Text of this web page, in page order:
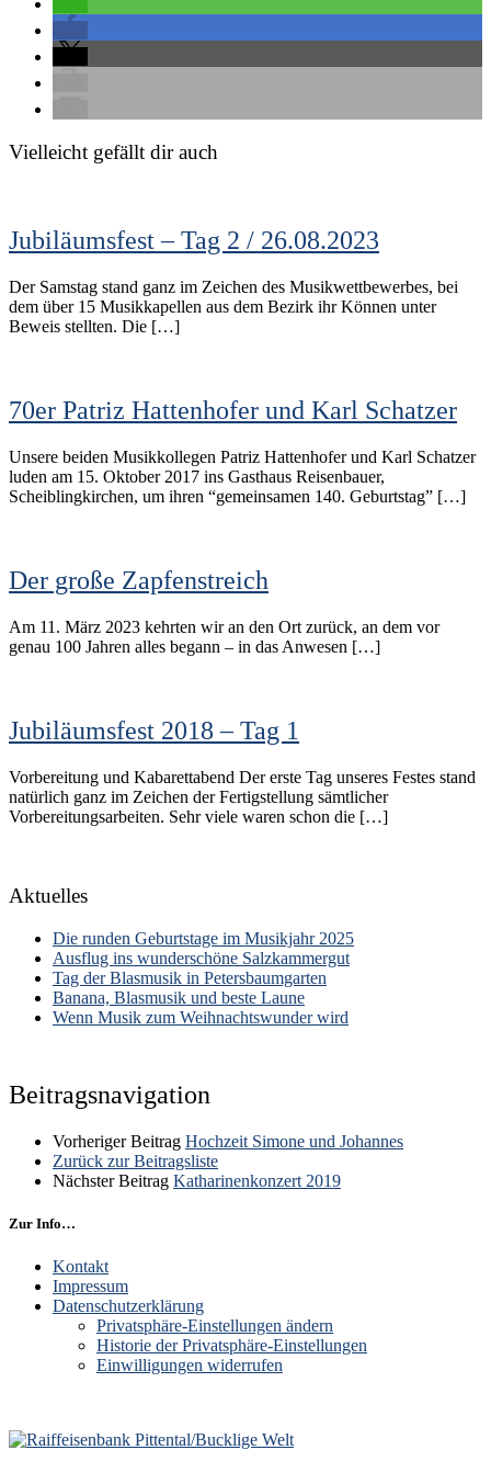
Vielleicht gefällt dir auch
Jubiläumsfest – Tag 2 / 26.08.2023
Der Samstag stand ganz im Zeichen des Musikwettbewerbes, bei
dem über 15 Musikkapellen aus dem Bezirk ihr Können unter
Beweis stellten. Die […]
70er Patriz Hattenhofer und Karl Schatzer
Unsere beiden Musikkollegen Patriz Hattenhofer und Karl Schatzer
luden am 15. Oktober 2017 ins Gasthaus Reisenbauer,
Scheiblingkirchen, um ihren “gemeinsamen 140. Geburtstag” […]
Der große Zapfenstreich
Am 11. März 2023 kehrten wir an den Ort zurück, an dem vor
genau 100 Jahren alles begann – in das Anwesen […]
Jubiläumsfest 2018 – Tag 1
Vorbereitung und Kabarettabend Der erste Tag unseres Festes stand
natürlich ganz im Zeichen der Fertigstellung sämtlicher
Vorbereitungsarbeiten. Sehr viele waren schon die […]
Aktuelles
Die runden Geburtstage im Musikjahr 2025
Ausflug ins wunderschöne Salzkammergut
Tag der Blasmusik in Petersbaumgarten
Banana, Blasmusik und beste Laune
Wenn Musik zum Weihnachtswunder wird
Beitragsnavigation
Vorheriger Beitrag Hochzeit Simone und Johannes
Zurück zur Beitragsliste
Nächster Beitrag Katharinenkonzert 2019
Zur Info…
Kontakt
Impressum
Datenschutzerklärung
Privatsphäre-Einstellungen ändern
Historie der Privatsphäre-Einstellungen
Einwilligungen widerrufen